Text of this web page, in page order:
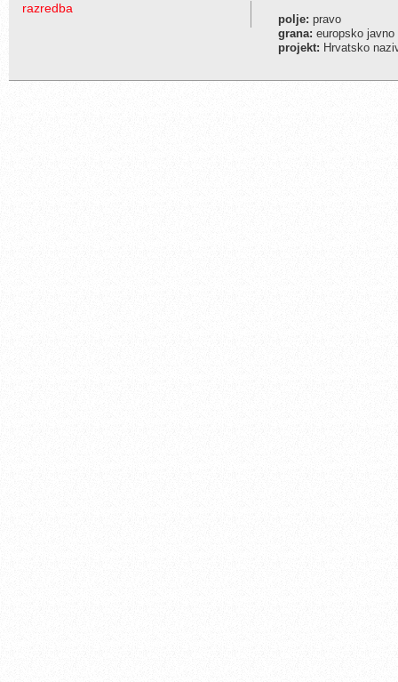
razredba
polje: pravo
grana: europsko javno
projekt: Hrvatsko